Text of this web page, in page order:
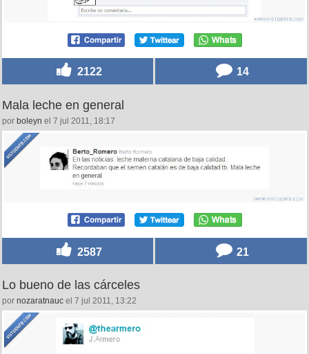
2122 14
Mala leche en general
por boleyn el 7 jul 2011, 18:17
2587 21
Lo bueno de las cárceles
por nozaratnauc el 7 jul 2011, 13:22